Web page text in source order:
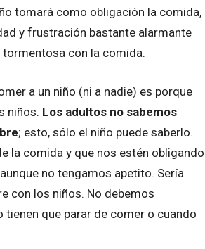
tomará como obligación la comida,
y frustración bastante alarmante
tormentosa con la comida.
a un niño (ni a nadie) es porque
niños. Los adultos no sabemos
; esto, sólo el niño puede saberlo.
la comida y que nos estén obligando
no tengamos apetito. Sería
con los niños. No debemos
que parar de comer o cuando